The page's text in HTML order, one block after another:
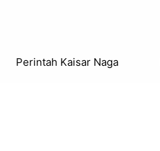
Perintah Kaisar Naga